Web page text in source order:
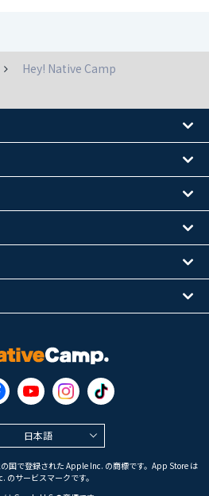
Hey! Native Camp
日本語
国で登録された Apple Inc. の商標です。App Store は
のサービスマークです。